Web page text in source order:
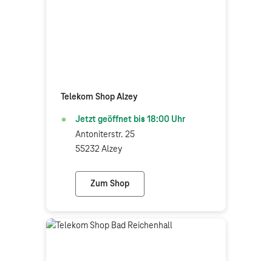
Telekom Shop Alzey
Jetzt geöffnet bis 18:00 Uhr
Antoniterstr. 25
55232 Alzey
Zum Shop
Telekom Shop Alzey